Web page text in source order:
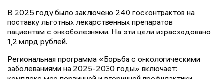
В 2025 году было заключено 240 госконтрактов на
поставку льготных лекарственных препаратов
пациентам с онкоболезнями. На эти цели израсходовано
1,2 млрд рублей.
Региональная программа «Борьба с онкологическими
заболеваниями на 2025-2030 годы» включает: